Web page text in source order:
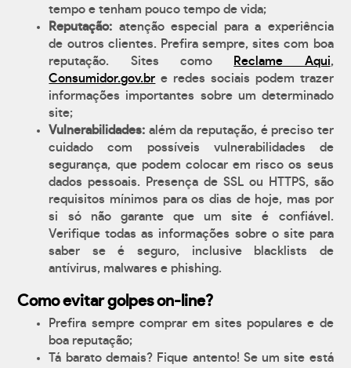
tempo e tenham pouco tempo de vida;
Reputação: atenção especial para a experiência
de outros clientes. Prefira sempre, sites com boa
reputação. Sites como
Reclame Aqui,
Consumidor.gov.br e redes sociais podem trazer
informações importantes sobre um determinado
site;
Vulnerabilidades: além da reputação, é preciso ter
cuidado com possíveis vulnerabilidades de
segurança, que podem colocar em risco os seus
dados pessoais. Presença de SSL ou HTTPS, são
requisitos mínimos para os dias de hoje, mas por
si só não garante que um site é confiável.
Verifique todas as informações sobre o site para
saber se é seguro, inclusive blacklists de
antívirus, malwares e phishing.
Como evitar golpes on-line?
Prefira sempre comprar em sites populares e de
boa reputação;
Tá barato demais? Fique antento! Se um site está